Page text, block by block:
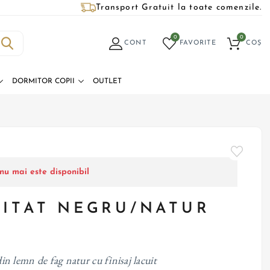
Transport Gratuit la toate comenzile.
CONT FAVORITE
0
COȘ
0
DORMITOR COPII OUTLET
mai este disponibil
NEGRU/NATUR
lemn de fag natur cu finisaj lacuit